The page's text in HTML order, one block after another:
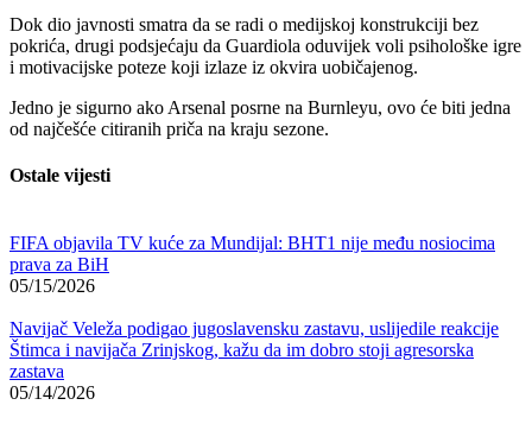
Dok dio javnosti smatra da se radi o medijskoj konstrukciji bez
pokrića, drugi podsjećaju da Guardiola oduvijek voli psihološke igre
i motivacijske poteze koji izlaze iz okvira uobičajenog.
Jedno je sigurno ako Arsenal posrne na Burnleyu, ovo će biti jedna
od najčešće citiranih priča na kraju sezone.
Ostale vijesti
FIFA objavila TV kuće za Mundijal: BHT1 nije među nosiocima
prava za BiH
05/15/2026
Navijač Veleža podigao jugoslavensku zastavu, uslijedile reakcije
Štimca i navijača Zrinjskog, kažu da im dobro stoji agresorska
zastava
05/14/2026